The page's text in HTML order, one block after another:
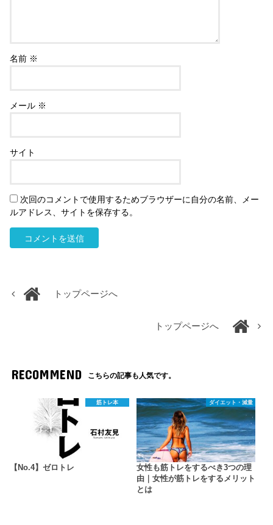
名前 ※
メール ※
サイト
次回のコメントで使用するためブラウザーに自分の名前、メー
ルアドレス、サイトを保存する。
トップページへ
トップページへ
RECOMMEND こちらの記事も人気です。
筋トレ本
【No.4】ゼロトレ
ダイエット・減量
女性も筋トレをするべき3つの理
由｜女性が筋トレをするメリット
とは